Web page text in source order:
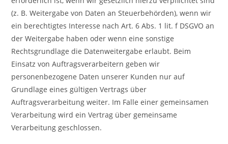
(z. B. Weitergabe von Daten an Steuerbehörden), wenn wir
ein berechtigtes Interesse nach Art. 6 Abs. 1 lit. f DSGVO an
der Weitergabe haben oder wenn eine sonstige
Rechtsgrundlage die Datenweitergabe erlaubt. Beim
Einsatz von Auftragsverarbeitern geben wir
personenbezogene Daten unserer Kunden nur auf
Grundlage eines gültigen Vertrags über
Auftragsverarbeitung weiter. Im Falle einer gemeinsamen
Verarbeitung wird ein Vertrag über gemeinsame
Verarbeitung geschlossen.